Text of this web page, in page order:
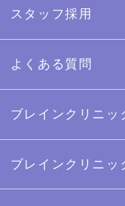
スタッフ採用
よくある質問
ブレインクリニッ
ブレインクリニッ